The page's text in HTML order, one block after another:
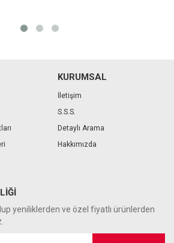
KURUMSAL
İletişim
S.S.S.
Detaylı Arama
Hakkımızda
yeniliklerden ve özel fiyatlı ürünlerden